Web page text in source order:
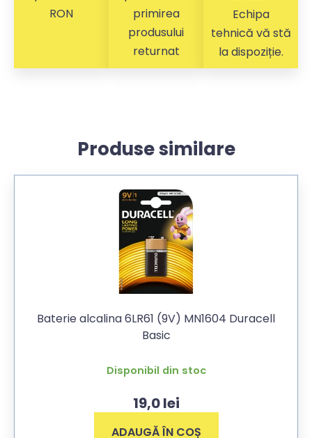
RON
primirea
produsului
returnat
Echipa
tehnică vă stă
la dispoziție.
Produse similare
Baterie alcalina 6LR61 (9V) MN1604 Duracell
Basic
Disponibil din stoc
19,0lei
ADAUGĂ ÎN COȘ